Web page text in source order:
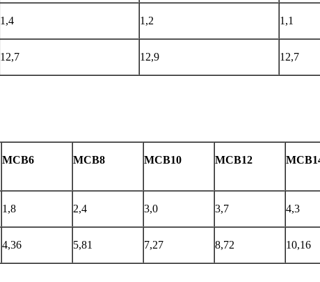
1,4 1,2 1,1
12,7 12,9 12,7
МСВ6 МСВ8 МСВ10 МСВ12
1,8 2,4 3,0 3,7 4,3
4,36 5,81 7,27 8,72 10,16